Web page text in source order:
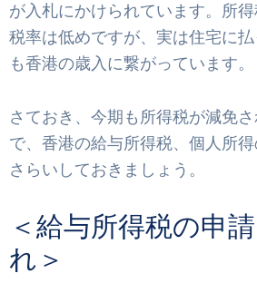
が入札にかけられています。所
税率は低めですが、実は住宅に
も香港の歳入に繋がっています。
さておき、今期も所得税が減免
で、香港の給与所得税、個人所
さらいしておきましょう。
＜給与所得税の申
れ＞